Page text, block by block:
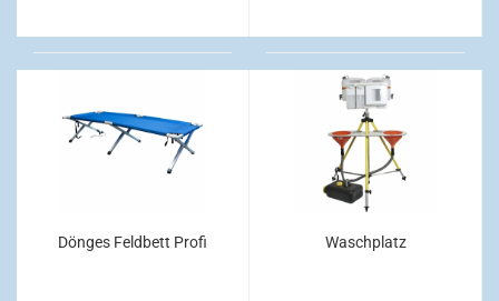
Dönges Feldbett Profi Waschplatz